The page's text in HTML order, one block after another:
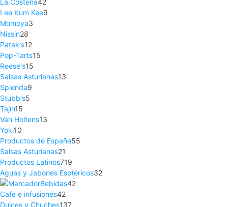
Lee Kum Kee9
Momoya3
Nissin28
Patak's12
Pop-Tarts15
Reese's15
Salsas Asturianas13
Splenda9
Stubb's5
Tajín15
Van Holtens13
Yoki10
Productos de España55
Salsas Asturianas21
Productos Latinos719
Aguas y Jabones Esotéricos32
Bebidas42
Cafe e infusiones42
Dulces y Chuches137